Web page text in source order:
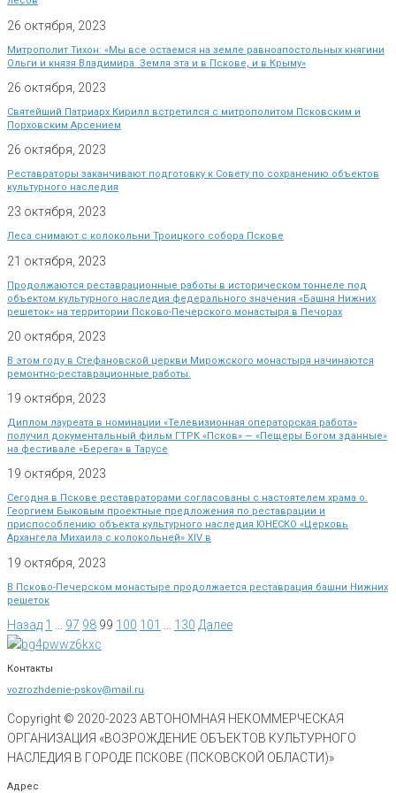
26 октября, 2023
Митрополит Тихон: «Мы все остаемся на земле равноапостольных княгини
Ольги и князя Владимира. Земля эта и в Пскове, и в Крыму»
26 октября, 2023
Святейший Патриарх Кирилл встретился с митрополитом Псковским и
Порховским Арсением
26 октября, 2023
Реставраторы заканчивают подготовку к Совету по сохранению объектов
культурного наследия
23 октября, 2023
Леса снимают с колокольни Троицкого собора Пскове
21 октября, 2023
Продолжаются реставрационные работы в историческом тоннеле под
объектом культурного наследия федерального значения «Башня Нижних
решеток» на территории Псково-Печерского монастыря в Печорах
20 октября, 2023
В этом году в Стефановской церкви Мирожского монастыря начинаются
ремонтно-реставрационные работы.
19 октября, 2023
Диплом лауреата в номинации «Телевизионная операторская работа»
получил документальный фильм ГТРК «Псков» — «Пещеры Богом зданные»
на фестивале «Берега» в Тарусе
19 октября, 2023
Сегодня в Пскове реставраторами согласованы с настоятелем храма о.
Георгием Быковым проектные предложения по реставрации и
приспособлению объекта культурного наследия ЮНЕСКО «Церковь
Архангела Михаила с колокольней» XIV в
19 октября, 2023
В Псково-Печерском монастыре продолжается реставрация башни Нижних
решеток
Назад 1 97 98 99 100 101 130 Далее
Контакты
vozrozhdenie-pskov@mail.ru
Copyright © 2020-2023 АВТОНОМНАЯ НЕКОММЕРЧЕСКАЯ
ОРГАНИЗАЦИЯ «ВОЗРОЖДЕНИЕ ОБЪЕКТОВ КУЛЬТУРНОГО
НАСЛЕДИЯ В ГОРОДЕ ПСКОВЕ (ПСКОВСКОЙ ОБЛАСТИ)»
Адрес